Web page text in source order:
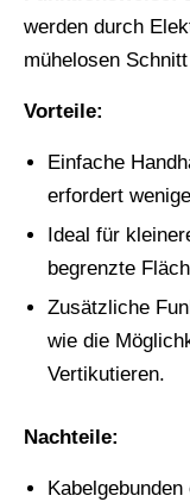
werden durch
mühelosen
Vorteile:
Einfache
erfordert
Ideal für
begrenzte
Zusätzliche
wie die
Vertikutieren.
Nachteile: